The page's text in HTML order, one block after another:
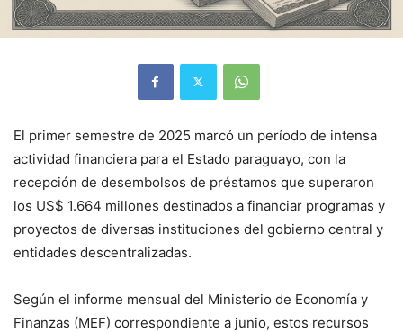
El primer semestre de 2025 marcó un período de intensa
actividad financiera para el Estado paraguayo, con la
recepción de desembolsos de préstamos que superaron
los US$ 1.664 millones destinados a financiar programas y
proyectos de diversas instituciones del gobierno central y
entidades descentralizadas.
Según el informe mensual del Ministerio de Economía y
Finanzas (MEF) correspondiente a junio, estos recursos